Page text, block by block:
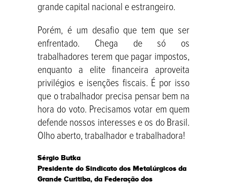
grande capital nacional e estrangeiro.
Porém, é um desafio que tem que ser
enfrentado. Chega de só os
trabalhadores terem que pagar impostos,
enquanto a elite financeira aproveita
privilégios e isenções fiscais. É por isso
que o trabalhador precisa pensar bem na
hora do voto. Precisamos votar em quem
defende nossos interesses e os do Brasil.
Olho aberto, trabalhador e trabalhadora!
Sérgio Butka
Presidente do Sindicato dos Metalúrgicos da
Grande Curitiba, da Federação dos